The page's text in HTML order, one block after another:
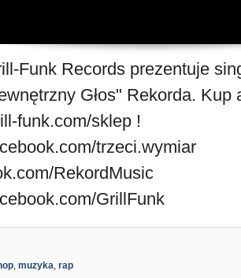
Funk Records prezentuje
Głos" Rekorda. Kup
funk.com/sklep !
trzeci.wymiar
RekordMusic
GrillFunk
, muzyka, rap